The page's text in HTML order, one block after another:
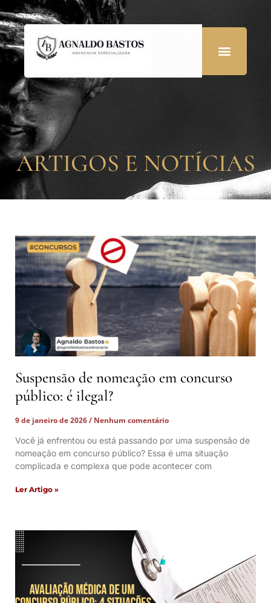
ARTIGOS E NOTÍCIAS
Suspensão de nomeação em concurso
público: é ilegal?
9 de janeiro de 2026
Nenhum comentário
Você já enfrentou ou está passando por uma suspensão de
nomeação em concurso público? Essa é uma situação
complicada e complexa que pode acontecer com
Ler Artigo »